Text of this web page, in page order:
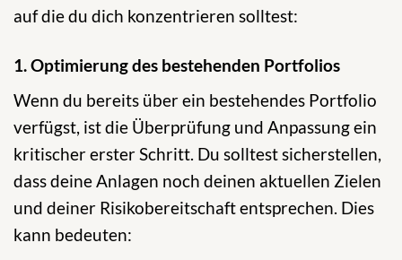
auf die du dich konzentrieren solltest:
1. Optimierung des bestehenden Portfolios
Wenn du bereits über ein bestehendes Portfolio
verfügst, ist die Überprüfung und Anpassung ein
kritischer erster Schritt. Du solltest sicherstellen,
dass deine Anlagen noch deinen aktuellen Zielen
und deiner Risikobereitschaft entsprechen. Dies
kann bedeuten: